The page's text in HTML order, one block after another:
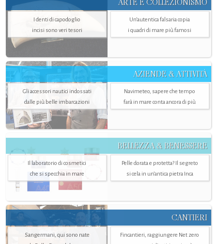
I denti di capodoglio
incisi sono veri tesori
Un’autentica falsaria copia
i quadri di mare più famosi
AZIENDE & ATTIVITÀ
Gli accessori nautici indossati
dalle più belle imbarcazioni
Navimeteo, sapere che tempo
farà in mare conta ancora di più
BELLEZZA & BENESSERE
Il laboratorio di cosmetici
che si specchia in mare
Pelle dorata e protetta? Il segreto
si cela in un’antica pietra Inca
CANTIERI
Sangermani, qui sono nate
Fincantieri, raggiungere Net zero